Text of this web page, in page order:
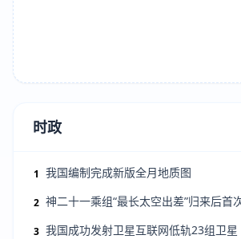
时政
1 我国编制完成新版全月地质图
2 神二十一乘组“最长太空出差”归来后首
3 我国成功发射卫星互联网低轨23组卫星